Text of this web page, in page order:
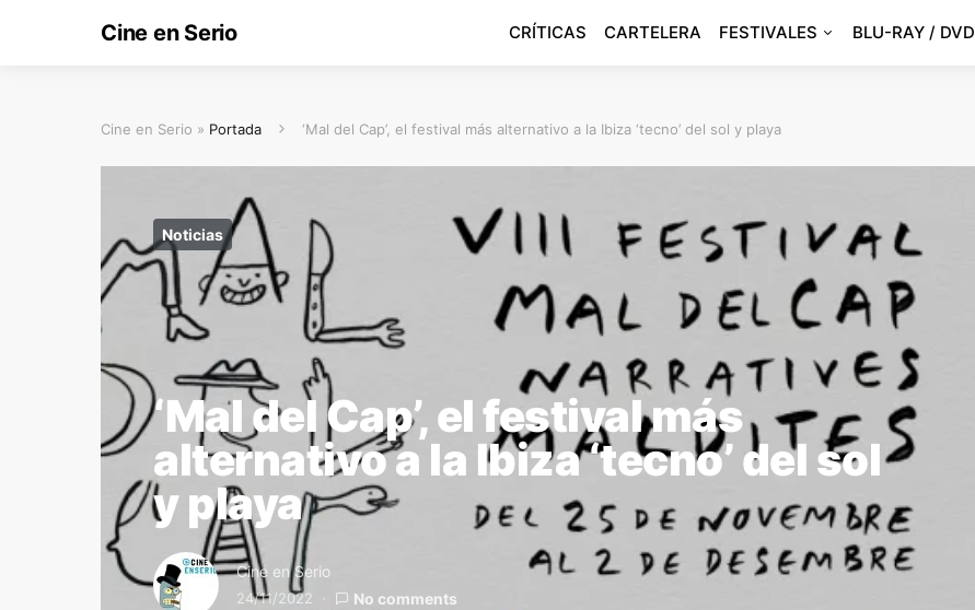
Cine en Serio CRÍTICAS CARTELERA FESTIVALES BLU-RAY / DVD
Cine en Serio » Portada ‘Mal del Cap’, el festival más alternativo a la Ibiza ‘tecno’ del sol y playa
Noticias
‘Mal del Cap’, el festival más
alternativo a la Ibiza ‘tecno’ del sol
y playa
Cine en Serio
24/11/2022 No comments